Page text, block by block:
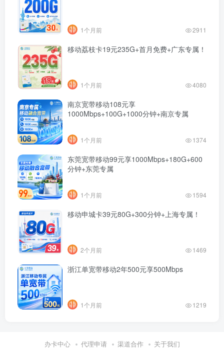
1个月前 2911
移动荔枝卡19元235G+首月免费+广东专属！
1个月前 4080
南京宽带移动108元享
1000Mbps+100G+1000分钟+南京专属
1个月前 1374
东莞宽带移动99元享1000Mbps+180G+600
分钟+东莞专属
1个月前 1594
移动申城卡39元80G+300分钟+上海专属！
2个月前 1469
浙江单宽带移动2年500元享500Mbps
1个月前 1219
办卡中心 代理申请 渠道合作 关于我们